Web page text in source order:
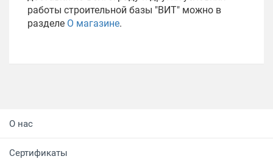
работы строительной базы "ВИТ" можно в
разделе О магазине.
О нас
Сертификаты